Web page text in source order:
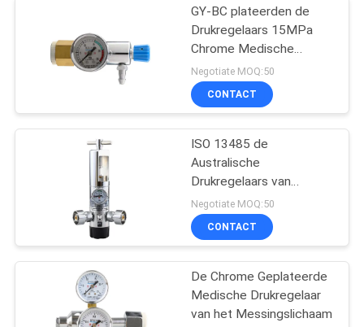
GY-BC plateerden de
Drukregelaars 15MPa
Chrome Medische
Zuurstofdrukregelaar
Negotiate MOQ:50
CONTACT
ISO 13485 de
Australische
Drukregelaars van
20MPa
Negotiate MOQ:50
CONTACT
De Chrome Geplateerde
Medische Drukregelaar
van het Messingslichaam